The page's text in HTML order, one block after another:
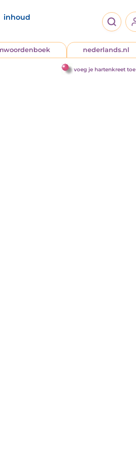
inhoud
nederlands.nl
voeg je hartenkreet toe